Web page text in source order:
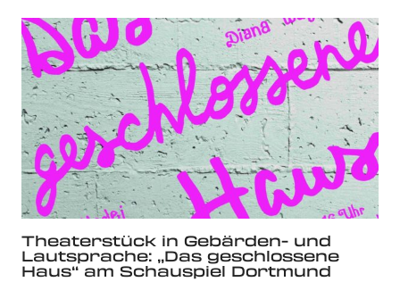
Theaterstück in Gebärden- und
Lautsprache: „Das geschlossene
Haus“ am Schauspiel Dortmund